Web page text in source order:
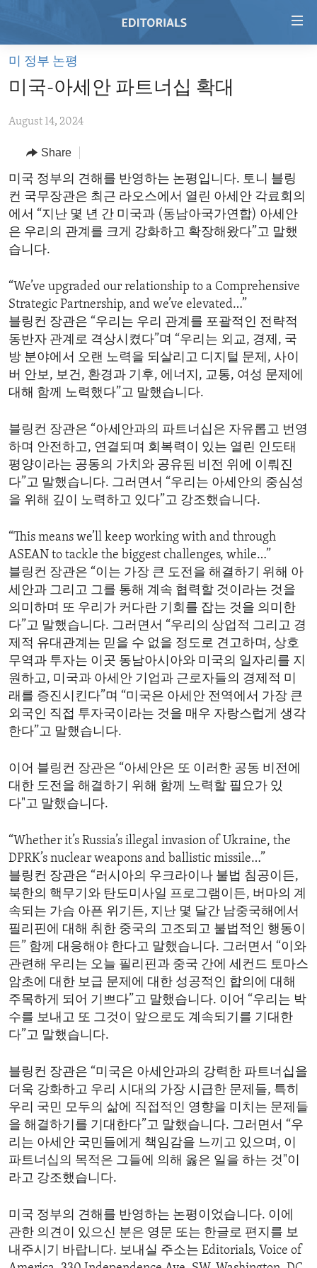
Skip
main
Skip
Navigation
Skip
to
Search
HOME
VIDEO
RADIO
REGIONS
AFRICA
AMERICAS
ASIA
EUROPE
MIDDLE EAST
TOPICS
HUMAN RIGHTS
SECURITY AND DEFENSE
AID AND DEVELOPMENT
DEMOCRACY AND GOVERNANCE
ECONOMY AND TRADE
ENVIRONMENT AND HEALTH
IDEALS AND INSTITUTIONS
ARCHIVE
ABOUT US
미 정부 논평
미국-아세안 파트너십 확대
August 14, 2024
Share
미국 정부의 견해를 반영하는 논평입니다. 토니 블링
컨 국무장관은 최근 라오스에서 열린 아세안 각료회의
에서 “지난 몇 년 간 미국과 (동남아국가연합) 아세안
은 우리의 관계를 크게 강화하고 확장해왔다”고 말했
습니다.
“We’ve upgraded our relationship to a Comprehensive
Strategic Partnership, and we’ve elevated…”
블링컨 장관은 “우리는 우리 관계를 포괄적인 전략적
동반자 관계로 격상시켰다”며 “우리는 외교, 경제, 국
방 분야에서 오랜 노력을 되살리고 디지털 문제, 사이
버 안보, 보건, 환경과 기후, 에너지, 교통, 여성 문제에
대해 함께 노력했다”고 말했습니다.
블링컨 장관은 “아세안과의 파트너십은 자유롭고 번영
하며 안전하고, 연결되며 회복력이 있는 열린 인도태
평양이라는 공동의 가치와 공유된 비전 위에 이뤄진
다”고 말했습니다. 그러면서 “우리는 아세안의 중심성
을 위해 깊이 노력하고 있다”고 강조했습니다.
“This means we’ll keep working with and through
ASEAN to tackle the biggest challenges, while…”
블링컨 장관은 “이는 가장 큰 도전을 해결하기 위해 아
세안과 그리고 그를 통해 계속 협력할 것이라는 것을
의미하며 또 우리가 커다란 기회를 잡는 것을 의미한
다”고 말했습니다. 그러면서 “우리의 상업적 그리고 경
제적 유대관계는 믿을 수 없을 정도로 견고하며, 상호
무역과 투자는 이곳 동남아시아와 미국의 일자리를 지
원하고, 미국과 아세안 기업과 근로자들의 경제적 미
래를 증진시킨다”며 “미국은 아세안 전역에서 가장 큰
외국인 직접 투자국이라는 것을 매우 자랑스럽게 생각
한다”고 말했습니다.
이어 블링컨 장관은 “아세안은 또 이러한 공동 비전에
대한 도전을 해결하기 위해 함께 노력할 필요가 있
다"고 말했습니다.
“Whether it’s Russia’s illegal invasion of Ukraine, the
DPRK’s nuclear weapons and ballistic missile…”
블링컨 장관은 “러시아의 우크라이나 불법 침공이든,
북한의 핵무기와 탄도미사일 프로그램이든, 버마의 계
속되는 가슴 아픈 위기든, 지난 몇 달간 남중국해에서
필리핀에 대해 취한 중국의 고조되고 불법적인 행동이
든” 함께 대응해야 한다고 말했습니다. 그러면서 “이와
관련해 우리는 오늘 필리핀과 중국 간에 세컨드 토마스
암초에 대한 보급 문제에 대한 성공적인 합의에 대해
주목하게 되어 기쁘다”고 말했습니다. 이어 “우리는 박
수를 보내고 또 그것이 앞으로도 계속되기를 기대한
다”고 말했습니다.
블링컨 장관은 “미국은 아세안과의 강력한 파트너십을
더욱 강화하고 우리 시대의 가장 시급한 문제들, 특히
우리 국민 모두의 삶에 직접적인 영향을 미치는 문제들
을 해결하기를 기대한다”고 말했습니다. 그러면서 “우
리는 아세안 국민들에게 책임감을 느끼고 있으며, 이
파트너십의 목적은 그들에 의해 옳은 일을 하는 것"이
라고 강조했습니다.
미국 정부의 견해를 반영하는 논평이었습니다. 이에
관한 의견이 있으신 분은 영문 또는 한글로 편지를 보
내주시기 바랍니다. 보내실 주소는 Editorials, Voice of